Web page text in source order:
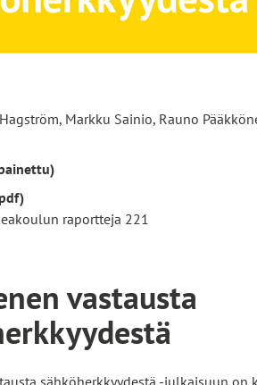
Markku Sainio, Rauno
raportteja 221
vastausta
sähköherkkyydestä -julkaisuun on